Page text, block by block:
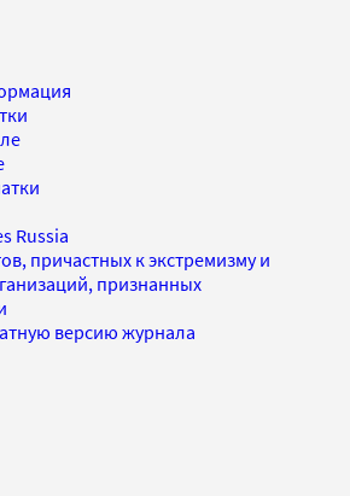
Russia
причастных к экстремизму и
признанных
версию журнала